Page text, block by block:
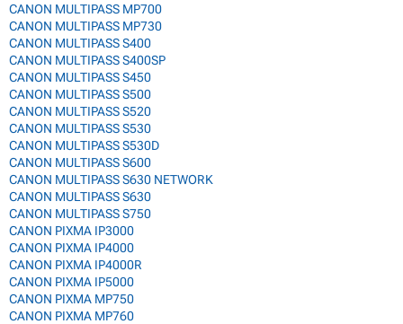
CANON MULTIPASS MP700
CANON MULTIPASS MP730
CANON MULTIPASS S400
CANON MULTIPASS S400SP
CANON MULTIPASS S450
CANON MULTIPASS S500
CANON MULTIPASS S520
CANON MULTIPASS S530
CANON MULTIPASS S530D
CANON MULTIPASS S600
CANON MULTIPASS S630 NETWORK
CANON MULTIPASS S630
CANON MULTIPASS S750
CANON PIXMA IP3000
CANON PIXMA IP4000
CANON PIXMA IP4000R
CANON PIXMA IP5000
CANON PIXMA MP750
CANON PIXMA MP760